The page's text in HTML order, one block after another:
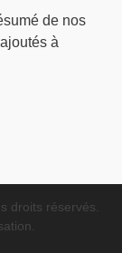
de nos
à
droits réservés.